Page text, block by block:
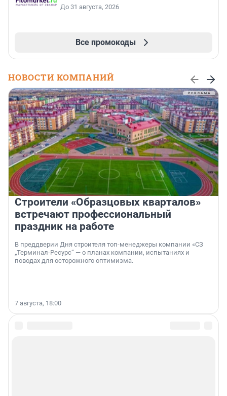
До 31 августа, 2026
Все промокоды
НОВОСТИ КОМПАНИЙ
Строители «Образцовых кварталов»
встречают профессиональный
праздник на работе
В преддверии Дня строителя топ-менеджеры компании «СЗ
„Терминал-Ресурс“ — о планах компании, испытаниях и
поводах для осторожного оптимизма.
7 августа, 18:00